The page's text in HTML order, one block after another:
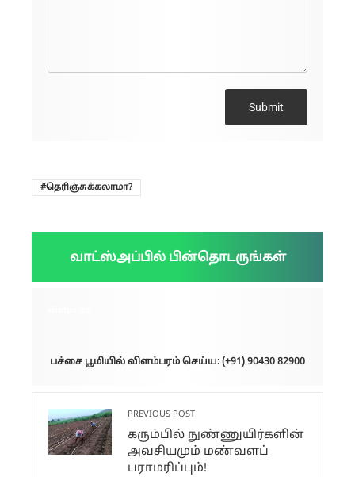
Submit
தெரிஞ்சுக்கலாமா?
வாட்ஸ்அப்பில் பின்தொடருங்கள்
பச்சை பூமியில் விளம்பரம் செய்ய: (+91) 90430 82900
PREVIOUS POST
கரும்பில் நுண்ணுயிர்களின்
அவசியமும் மண்வளப்
பராமரிப்பும்!